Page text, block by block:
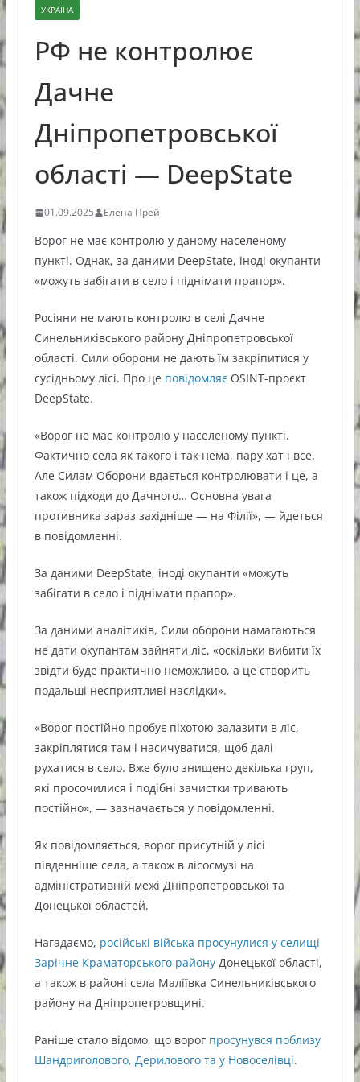
УКРАЇНА
РФ не контролює
Дачне
Дніпропетровської
області — DeepState
01.09.2025 Елена Прей
Ворог не має контролю у даному населеному
пункті. Однак, за даними DeepState, іноді окупанти
«можуть забігати в село і піднімати прапор».
Росіяни не мають контролю в селі Дачне
Синельниківського району Дніпропетровської
області. Сили оборони не дають їм закріпитися у
сусідньому лісі. Про це повідомляєOSINT-проєкт
DeepState.
«Ворог не має контролю у населеному пункті.
Фактично села як такого і так нема, пару хат і все.
Але Силам Оборони вдається контролювати і це, а
також підходи до Дачного… Основна увага
противника зараз західніше — на Філії», — йдеться
в повідомленні.
За даними DeepState, іноді окупанти «можуть
забігати в село і піднімати прапор».
За даними аналітиків, Сили оборони намагаються
не дати окупантам зайняти ліс, «оскільки вибити їх
звідти буде практично неможливо, а це створить
подальші несприятливі наслідки».
«Ворог постійно пробує піхотою залазити в ліс,
закріплятися там і насичуватися, щоб далі
рухатися в село. Вже було знищено декілька груп,
які просочилися і подібні зачистки тривають
постійно», — зазначається у повідомленні.
Як повідомляється, ворог присутній у лісі
південніше села, а також в лісосмузі на
адміністративній межі Дніпропетровської та
Донецької областей.
Нагадаємо, російські війська просунулися у селищі
Зарічне Краматорського районуДонецької області,
а також в районі села Маліївка Синельниківського
району на Дніпропетровщині.
Раніше стало відомо, що ворог просунувся поблизу
Шандриголового, Дерилового та у Новоселівці.